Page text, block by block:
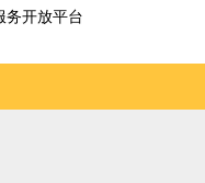
务开放平台